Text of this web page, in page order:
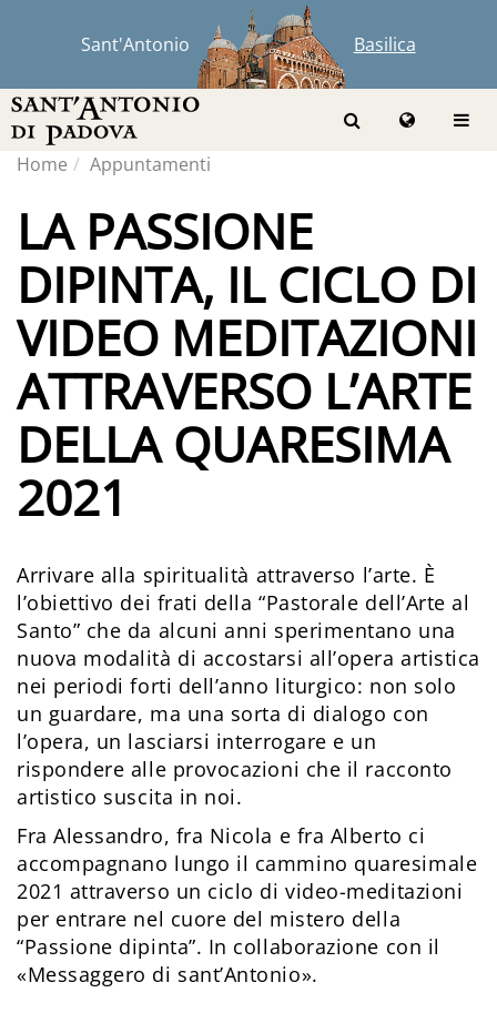
Sant'Antonio Basilica
Home Appuntamenti
LA PASSIONE
DIPINTA, IL CICLO DI
VIDEO MEDITAZIONI
ATTRAVERSO L’ARTE
DELLA QUARESIMA
2021
Arrivare alla spiritualità attraverso l’arte. È
l’obiettivo dei frati della “Pastorale dell’Arte al
Santo” che da alcuni anni sperimentano una
nuova modalità di accostarsi all’opera artistica
nei periodi forti dell’anno liturgico: non solo
un guardare, ma una sorta di dialogo con
l’opera, un lasciarsi interrogare e un
rispondere alle provocazioni che il racconto
artistico suscita in noi.
Fra Alessandro, fra Nicola e fra Alberto ci
accompagnano lungo il cammino quaresimale
2021 attraverso un ciclo di video-meditazioni
per entrare nel cuore del mistero della
“Passione dipinta”. In collaborazione con il
«Messaggero di sant’Antonio».